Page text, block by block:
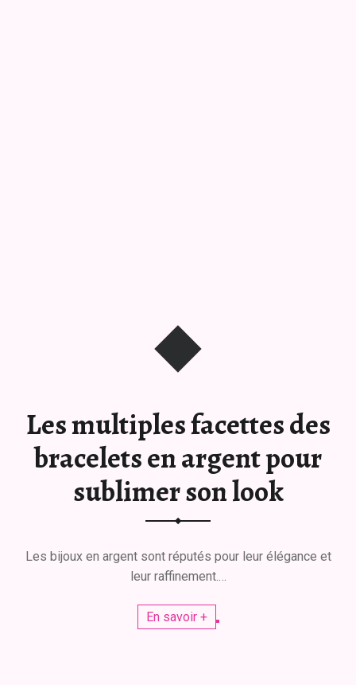
Les multiples facettes des
bracelets en argent pour
sublimer son look
Les bijoux en argent sont réputés pour leur élégance et
leur raffinement.…